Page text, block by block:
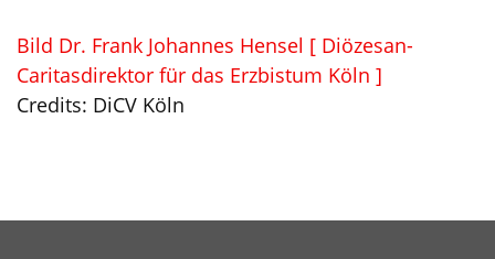
Bild Dr. Frank Johannes Hensel [ Diözesan-
Caritasdirektor für das Erzbistum Köln ]
Credits: DiCV Köln